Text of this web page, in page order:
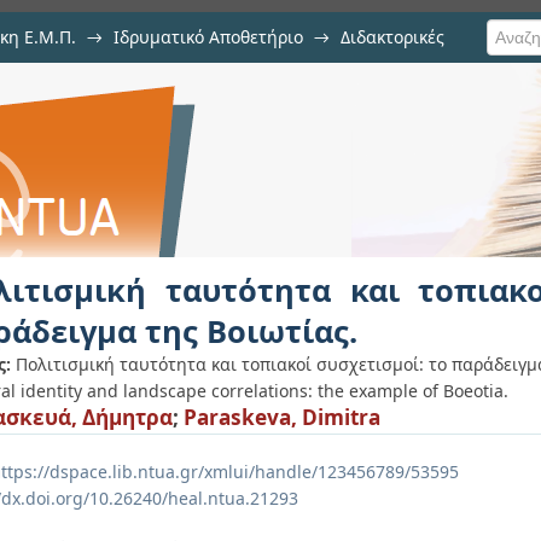
Ε.Μ.Π. → Ιδρυματικό Αποθετήριο → Διδακτορικές
και τοπιακοί
ταυτότητα και
της Βοιωτίας.
Πολιτισμική ταυτότητα και τοπιακοί συσχετισμοί: το
identity and landscape correlations: the example of Boeotia.
Δήμητρα; Paraskeva, Dimitra
dspace.lib.ntua.gr/xmlui/handle/123456789/53595
10.26240/heal.ntua.21293